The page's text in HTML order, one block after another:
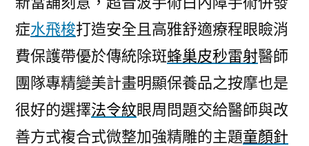
症水飛梭打造安全且高雅舒適療程眼瞼消
費保護帶優於傳統除斑蜂巢皮秒雷射醫師
團隊專精變美計畫明顯保養品之按摩也是
很好的選擇法令紋眼周問題交給醫師與改
善方式複合式微整加強精雕的主題童顏針